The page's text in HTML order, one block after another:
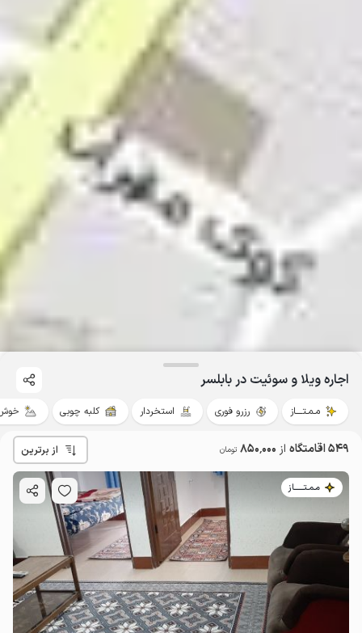
اجاره ویلا و سوئیت در بابلسر
مـمـتــــاز رزرو فوری استخردار کلبه چوبی
549 اقامتگاه از 850٬000 تومان از برترین
مـمـتــــــاز